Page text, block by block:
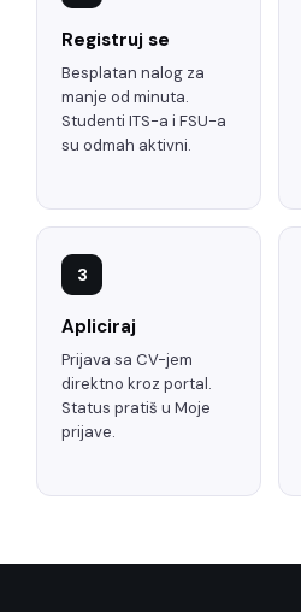
Registruj se
Besplatan nalog za
manje od minuta.
Studenti ITS-a i FSU-a
su odmah aktivni.
3
Apliciraj
Prijava sa CV-jem
direktno kroz portal.
Status pratiš u Moje
prijave.